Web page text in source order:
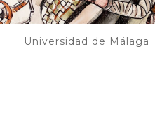
Universidad de Málaga